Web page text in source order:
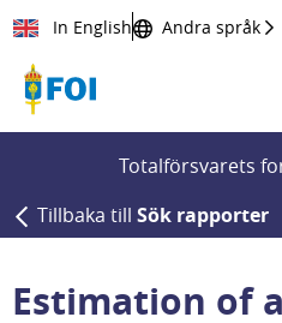
Till innehållet
In English Andra språk
Totalförsvarets
Tillbaka till Sök rapporter
Estimation of